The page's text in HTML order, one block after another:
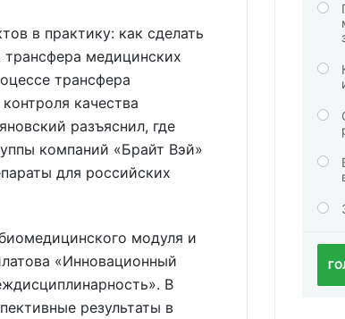
в практику: как сделать
медицинских
трансфера
качества
разъяснил, где
компаний «Брайт Вэй»
для российских
модуля и
«Инновационный
В
результаты в